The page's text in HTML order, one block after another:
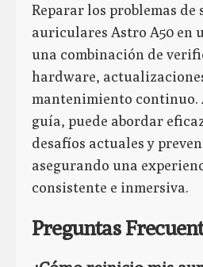
Reparar los problemas de
auriculares Astro A50 en
una combinación de
hardware,
mantenimiento continuo.
guía, puede abordar
desafíos actuales y
asegurando una
consistente e inmersiva.
Preguntas